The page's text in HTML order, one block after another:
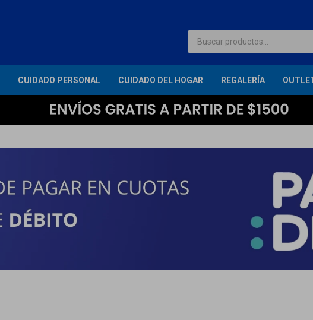
CUIDADO PERSONAL CUIDADO DEL HOGAR REGALERÍA